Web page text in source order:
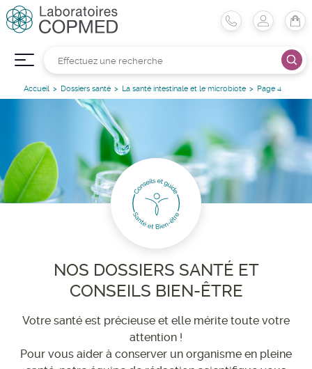
Accueil Dossiers santé La santé intestinale et le microbiote Page 4
NOS DOSSIERS SANTÉ ET
CONSEILS BIEN-ÊTRE
Votre santé est précieuse et elle mérite toute votre
attention !
Pour vous aider à conserver un organisme en pleine